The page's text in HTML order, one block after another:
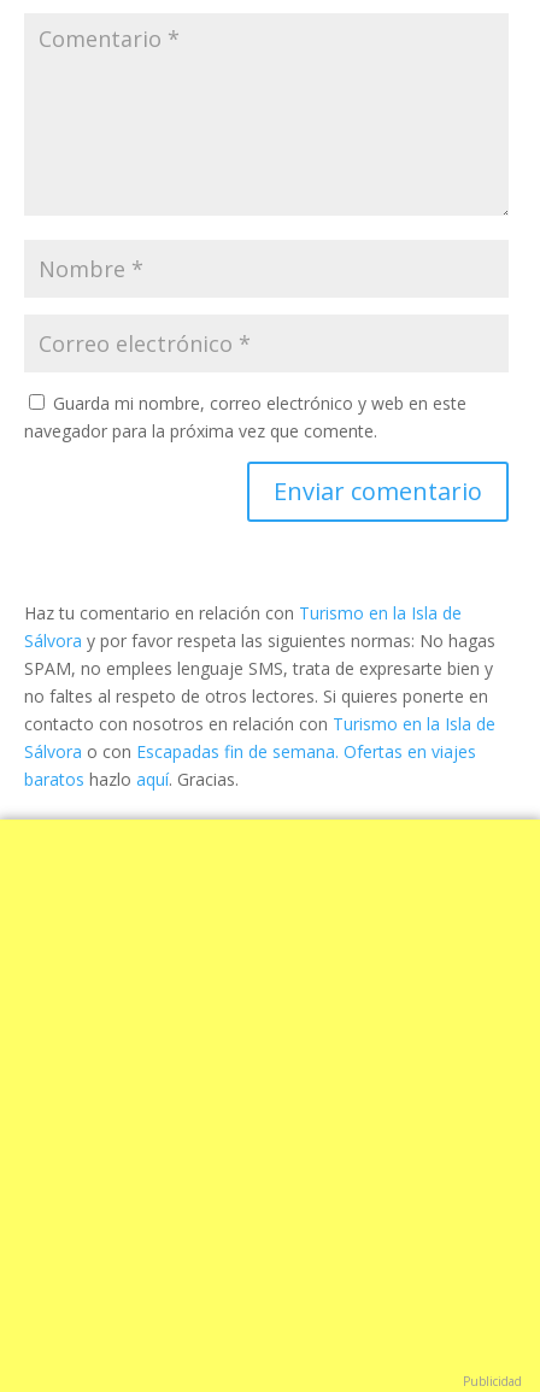
Guarda mi nombre, correo electrónico y web en este
navegador para la próxima vez que comente.
Haz tu comentario en relación con Turismo en la Isla de
Sálvora y por favor respeta las siguientes normas: No hagas
SPAM, no emplees lenguaje SMS, trata de expresarte bien y
no faltes al respeto de otros lectores. Si quieres ponerte en
contacto con nosotros en relación con Turismo en la Isla de
Sálvora o con Escapadas fin de semana. Ofertas en viajes
baratos hazlo aquí. Gracias.
Publicidad